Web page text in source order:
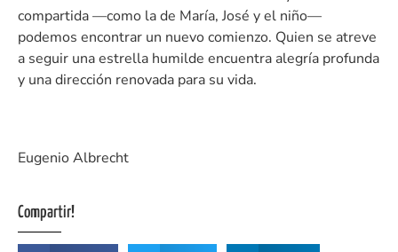
compartida —como la de María, José y el niño—
podemos encontrar un nuevo comienzo. Quien se atreve
a seguir una estrella humilde encuentra alegría profunda
y una dirección renovada para su vida.
Eugenio Albrecht
Compartir!